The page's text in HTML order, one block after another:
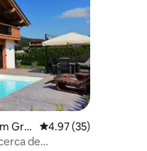
Gro
Calificación
4.97 (35)
de